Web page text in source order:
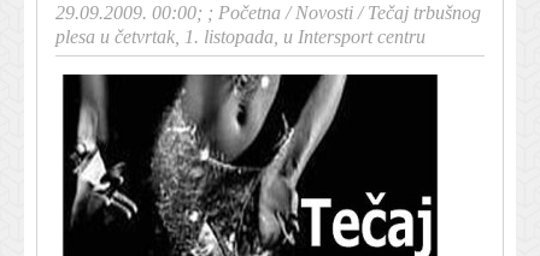
29.09.2009. 00:00; ; Početna /Novosti /Tečaj trbušnog
plesa u četvrtak, 1. listopada, u Intersport centru